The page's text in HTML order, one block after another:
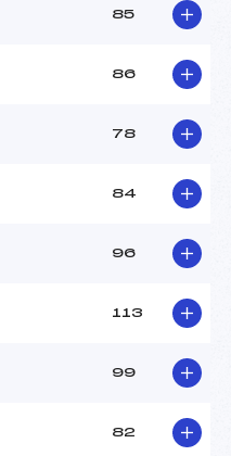
85
86
78
84
96
113
99
82